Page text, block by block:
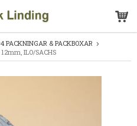
PACKNINGAR & PACKBOXAR
ILO/SACHS